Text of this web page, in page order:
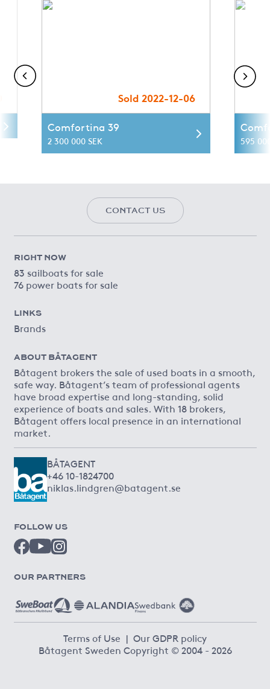
Sold 2022-12-06
Comfortina 39
2 300 000 SEK 595
CONTACT US
RIGHT NOW
83 sailboats for sale
76 power boats for sale
LINKS
Brands
ABOUT BÅTAGENT
Båtagent brokers the sale of used boats in a smooth,
safe way. Båtagent’s team of professional agents
have broad expertise and long-standing, solid
experience of boats and sales. With 18 brokers,
Båtagent offers local presence in an international
market.
BÅTAGENT
+46 10-1824700
niklas.lindgren@batagent.se
FOLLOW US
OUR PARTNERS
Terms of Use | Our GDPR policy
Båtagent Sweden Copyright © 2004 - 2026